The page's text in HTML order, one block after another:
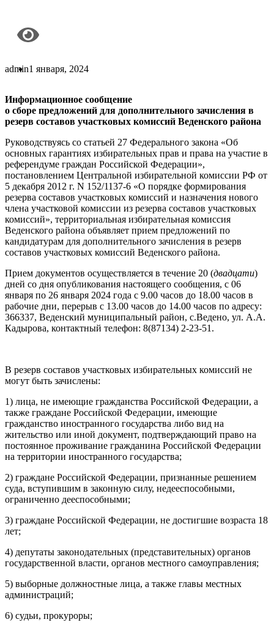
admin1 января, 2024
Информационное сообщение
о сборе предложений для дополнительного зачисления в
резерв составов участковых комиссий Веденского района
Руководствуясь со статьей 27 Федерального закона «Об
основных гарантиях избирательных прав и права на участие в
референдуме граждан Российской Федерации»,
постановлением Центральной избирательной комиссии РФ от
5 декабря 2012 г. N 152/1137-6 «О порядке формирования
резерва составов участковых комиссий и назначения нового
члена участковой комиссии из резерва составов участковых
комиссий», территориальная избирательная комиссия
Веденского района объявляет прием предложений по
кандидатурам для дополнительного зачисления в резерв
составов участковых комиссий Веденского района.
Прием документов осуществляется в течение 20 (двадцати)
дней со дня опубликования настоящего сообщения, с 06
января по 26 января 2024 года с 9.00 часов до 18.00 часов в
рабочие дни, перерыв с 13.00 часов до 14.00 часов по адресу:
366337, Веденский муниципальный район, с.Ведено, ул. А.А.
Кадырова, контактный телефон: 8(87134) 2-23-51.
В резерв составов участковых избирательных комиссий не
могут быть зачислены:
1) лица, не имеющие гражданства Российской Федерации, а
также граждане Российской Федерации, имеющие
гражданство иностранного государства либо вид на
жительство или иной документ, подтверждающий право на
постоянное проживание гражданина Российской Федерации
на территории иностранного государства;
2) граждане Российской Федерации, признанные решением
суда, вступившим в законную силу, недееспособными,
ограниченно дееспособными;
3) граждане Российской Федерации, не достигшие возраста 18
лет;
4) депутаты законодательных (представительных) органов
государственной власти, органов местного самоуправления;
5) выборные должностные лица, а также главы местных
администраций;
6) судьи, прокуроры;